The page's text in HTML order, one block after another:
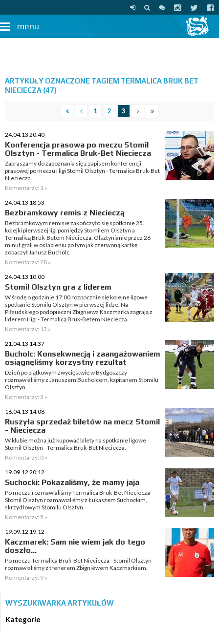
menu
ARTYKUŁY OZNACZONE TAGIEM TERMALICA BRUK BET
NIECIECZA (47)
1 2 3
24.04.13 20:40
Konferencja prasowa po meczu Stomil
Olsztyn - Termalica Bruk-Bet Nieciecza
Zapraszamy do zapoznania się z zapisem konferencji
prasowej po meczu I ligi Stomil Olsztyn - Termalica Bruk-Bet
Nieciecza.
Komentarzy: 1 »
24.04.13 18:53
Bezbramkowy remis z Niecieczą
Bezbramkowym remisie zakończyło się spotkanie 25.
kolejki pierwszej ligi pomiędzy Stomilem Olsztyn a
Termalicą Bruk-Betem Nieciecza. Olsztynianie przez 26
minut grali w osłabieniu po tym jak czerwoną kartkę
zobaczył Janusz Bucholc.
Komentarzy: 28 »
24.04.13 10:00
Stomil Olsztyn gra z liderem
W środę o godzinie 17:00 rozpocznie się kolejne ligowe
spotkanie Stomilu Olsztyn w pierwszej lidze. Na
Piłsudskiego podopieczni Zbigniewa Kaczmarka zagrają z
liderem I ligi - Termalicą Bruk-Betem Nieciecza.
Komentarzy: 13 »
21.04.13 14:37
Bucholc: Konsekwnecją i zaangażowaniem
osiągnęliśmy korzystny rezultat
Dzień po piątkowym zwycięstwie w Bydgoszczy
rozmawialiśmy z Januszem Bucholcem, kapitanem Stomilu
Olsztyn.
Komentarzy: 3 »
16.04.13 14:08
Ruszyła sprzedaż biletów na mecz Stomil
- Nieciecza
W klubie można już kupować bilety na spotkanie ligowe
Stomil Olsztyn - Termalica Bruk-Bet Nieciecza.
Komentarzy: 0 »
19.09.12 20:12
Suchocki: Pokazaliśmy, że mamy jaja
Po meczu rozmawialiśmy Termalica Bruk-Bet Nieciecza -
Stomil Olsztyn rozmawialiśmy z Łukaszem Suchockim,
skrzydłowym Stomilu Olsztyn.
Komentarzy: 5 »
19.09.12 19:12
Kaczmarek: Sam nie wiem jak do tego
doszło...
Po meczu Termalica Bruk-Bet Nieciecza - Stomil Olsztyn
rozmawialiśmy z trenerem Zbigniewem Kaczmarkiem.
Komentarzy: 9 »
WYSZUKIWARKA ARTYKUŁÓW
Kategorie